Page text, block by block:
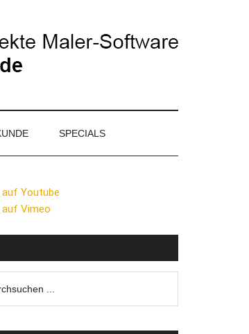
SPECIALS